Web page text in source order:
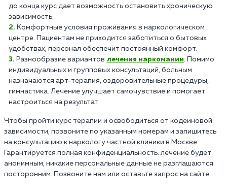
до конца курс дает возможность остановить хроническую
зависимость.
Комфортные условия проживания в наркологическом
центре. Пациентам не приходится заботиться о бытовых
удобствах, персонал обеспечит постоянный комфорт.
Разнообразие вариантов лечения наркомании. Помимо
индивидуальных и групповых консультаций, больным
назначаются арт-терапия, оздоровительные процедуры,
гимнастика. Лечение улучшает самочувствие и помогает
настроиться на результат.
Чтобы пройти курс терапии и освободиться от кодеиновой
зависимости, позвоните по указанным номерам и запишитесь
на консультацию к наркологу частной клиники в Москве.
Гарантируется полная конфиденциальность: лечение будет
анонимным, никакие персональные данные не разглашаются
посторонним. Позвоните нам или оставьте запрос на сайте.